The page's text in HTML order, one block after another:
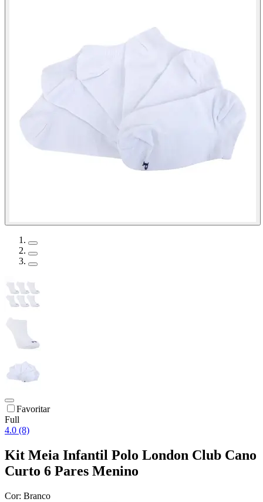
Favoritar
Full
4.0 (8)
Kit Meia Infantil Polo London Club Cano
Curto 6 Pares Menino
Cor: Branco